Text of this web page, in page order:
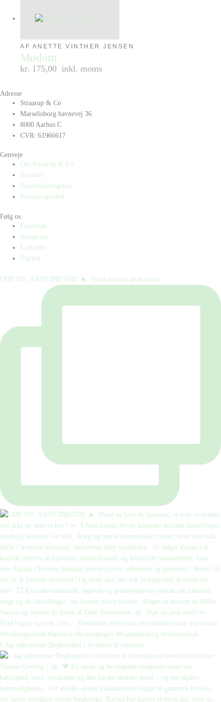
AF ANETTE VINTHER JENSEN
Mødom
kr. 175,00 inkl. moms
Adresse
Straarup & Co
Marselisborg havnevej 36
8000 Aarhus C
CVR: 61966617
Genveje
Om Straarup & Co
Kontakt
Handelsbetingelser
Privatlivspolitik
Følg os
Facebook
Instagram
LinkedIn
TikTok
UDE NU: ANTICHRISTIE 🔥⁠ ⁠ Hvad nu hvis de historie
I dag udkommer Boghandlen i fyrtårnet af internati